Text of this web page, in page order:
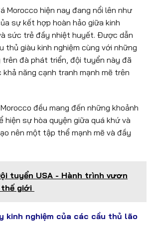
Morocco hiện nay đang nổi lên như
sự kết hợp hoàn hảo giữa kinh
sức trẻ đầy nhiệt huyết. Được dẫn
thủ giàu kinh nghiệm cùng với những
trên đà phát triển, đội tuyển này đã
năng cạnh tranh mạnh mẽ trên
đều mang đến những khoảnh
hiện sự hòa quyện giữa quá khứ và
nên một tập thể mạnh mẽ và đầy
tuyển USA - Hành trình vươn
thế giới
kinh nghiệm của các cầu thủ lão